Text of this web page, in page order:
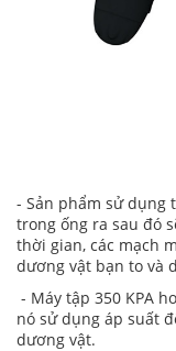
- Sản phẩm sử dụng
trong ống ra sau đó
thời gian, các mạch
dương vật bạn to và
- Máy tập 350 KPA
nó sử dụng áp suất
dương vật.